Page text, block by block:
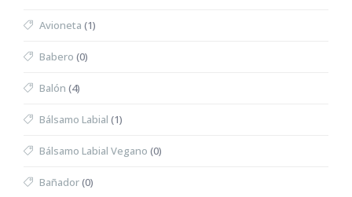
Avioneta (1)
Babero (0)
Balón (4)
Bálsamo Labial (1)
Bálsamo Labial Vegano (0)
Bañador(0)